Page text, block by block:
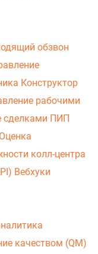
обзвон
Конструктор
рабочими
сделками ПИП
Оценка
колл-центра
Вебхуки
качеством (QM)